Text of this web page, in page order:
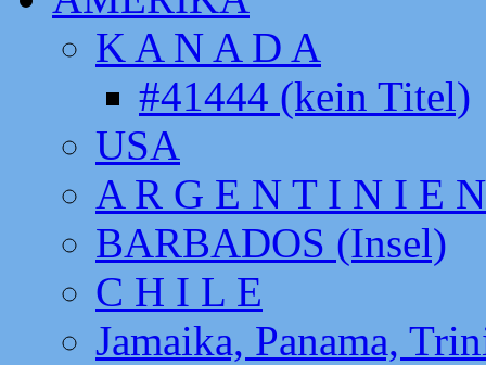
K A N A D A
#41444 (kein Titel)
USA
A R G E N T I N I E N
BARBADOS (Insel)
C H I L E
Jamaika, Panama,